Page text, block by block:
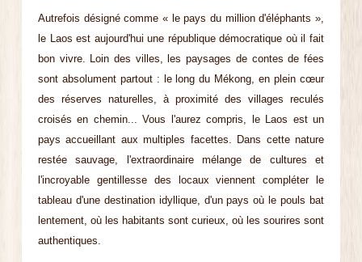
Autrefois désigné comme « le pays du million d'éléphants »,
le Laos est aujourd'hui une république démocratique où il fait
bon vivre. Loin des villes, les paysages de contes de fées
sont absolument partout : le long du Mékong, en plein cœur
des réserves naturelles, à proximité des villages reculés
croisés en chemin... Vous l'aurez compris, le Laos est un
pays accueillant aux multiples facettes. Dans cette nature
restée sauvage, l'extraordinaire mélange de cultures et
l'incroyable gentillesse des locaux viennent compléter le
tableau d'une destination idyllique, d'un pays où le pouls bat
lentement, où les habitants sont curieux, où les sourires sont
authentiques.